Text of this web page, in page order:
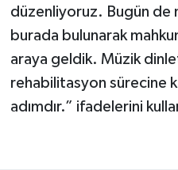
düzenliyoruz. Bugün de
burada bulunarak
araya geldik. Müzik
rehabilitasyon sürecine
adımdır.” ifadelerini